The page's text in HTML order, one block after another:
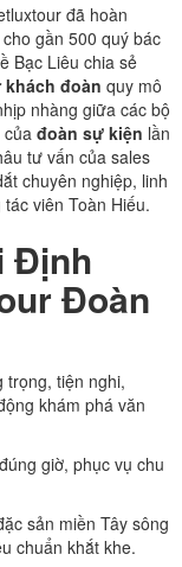
đã hoàn
gần 500 quý bác
Bạc Liêu chia sẻ
khách đoàn quy mô
nhàng giữa các bộ
đoàn sự kiện lần
tư vấn của sales
chuyên nghiệp, linh
viên Toàn Hiếu.
Định
Đoàn
trọng, tiện nghi,
khám phá văn
giờ, phục vụ chu
sản miền Tây sông
chuẩn khắt khe.